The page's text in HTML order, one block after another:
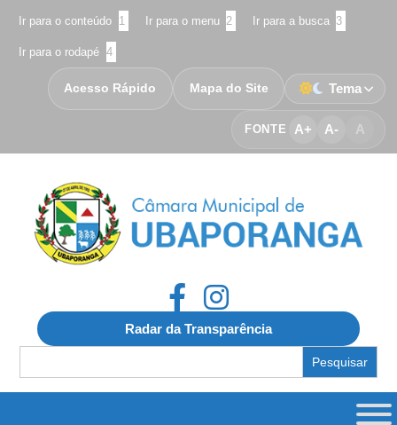
Ir para o conteúdo 1 Ir para o menu 2 Ir para a busca 3
Ir para o rodapé 4
FONTE A+ A- A
Acesso Rápido Mapa do Site Tema
Radar da Transparência
for: